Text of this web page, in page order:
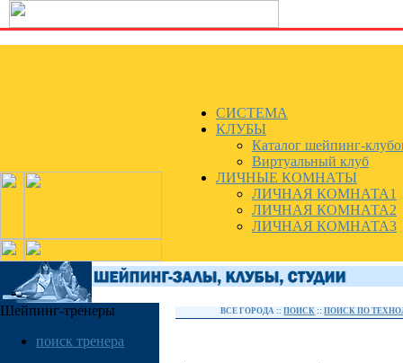
СИСТЕМА
КЛУБЫ
Каталог шейпинг-
Виртуальный клуб
ЛИЧНЫЕ КОМНАТЫ
ЛИЧНАЯ КОМНАТА1
ЛИЧНАЯ КОМНАТА2
ЛИЧНАЯ КОМНАТА3
Шейпинг-тренеры
поиск тренера
ВСЕ ГОРОДА ::ПОИСК ::ПОИСК ПО